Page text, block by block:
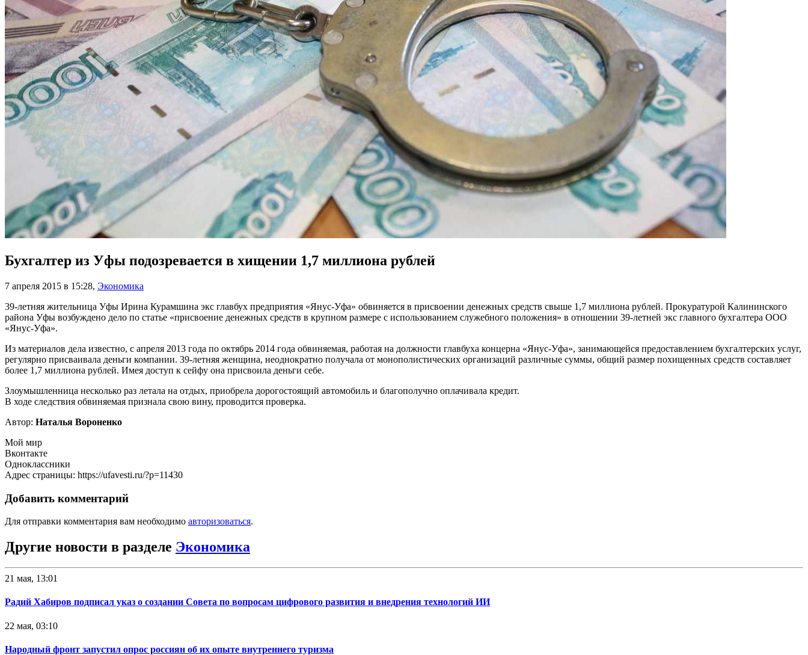
Бухгалтер из Уфы подозревается в хищении 1,7 миллиона рублей
7 апреля 2015 в 15:28, Экономика
39-летняя жительница Уфы Ирина Курамшина экс главбух предприятия «Янус-Уфа» обвиняется в присвоении денежных средств свыше 1,7 миллиона рублей. Прокуратурой Калининского
района Уфы возбуждено дело по статье «присвоение денежных средств в крупном размере с использованием служебного положения» в отношении 39-летней экс главного бухгалтера ООО
«Янус-Уфа».
Из материалов дела известно, с апреля 2013 года по октябрь 2014 года обвиняемая, работая на должности главбуха концерна «Янус-Уфа», занимающейся предоставлением бухгалтерских услуг,
регулярно присваивала деньги компании. 39-летняя женщина, неоднократно получала от монополистических организаций различные суммы, общий размер похищенных средств составляет
более 1,7 миллиона рублей. Имея доступ к сейфу она присвоила деньги себе.
Злоумышленница несколько раз летала на отдых, приобрела дорогостоящий автомобиль и благополучно оплачивала кредит.
В ходе следствия обвиняемая признала свою вину, проводится проверка.
Автор: Наталья Вороненко
Мой мир
Вконтакте
Одноклассники
Адрес страницы: https://ufavesti.ru/?p=11430
Добавить комментарий
Для отправки комментария вам необходимо авторизоваться.
Другие новости в разделе Экономика
21 мая, 13:01
Радий Хабиров подписал указ о создании Совета по вопросам цифрового развития и внедрения технологий ИИ
22 мая, 03:10
Народный фронт запустил опрос россиян об их опыте внутреннего туризма